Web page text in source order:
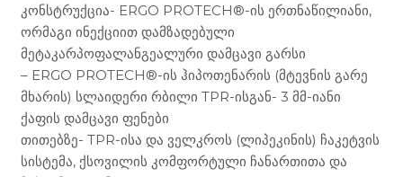
კონსტრუქცია- ERGO PROTECH®-ის ერთნაწილიანი,
ორმაგი ინექციით დამზადებული
მეტაკარპოფალანგეალური დამცავი გარსი
– ERGO PROTECH®-ის ჰიპოთენარის (მტევნის გარე
მხარის) სლაიდერი რბილი TPR-ისგან- 3 მმ-იანი
ქაფის დამცავი ფენები
თითებზე- TPR-ისა და ველკროს (ლიპეკინის) ჩაკეტვის
სისტემა, ქსოვილის კომფორტული ჩანართითა და